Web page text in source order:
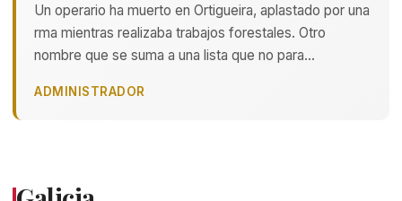
Un operario ha muerto en Ortigueira, aplastado por una
rma mientras realizaba trabajos forestales. Otro
nombre que se suma a una lista que no para…
ADMINISTRADOR